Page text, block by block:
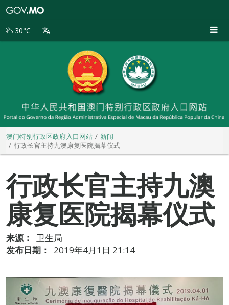
别
30°C
澳门特别行政区政府入口网站
新闻
行政长官主持九澳康复医院揭幕仪式
行政长官主持九澳
康复医院揭幕仪式
来源：
卫生局
发布日期：
2019年4月1日 21:14